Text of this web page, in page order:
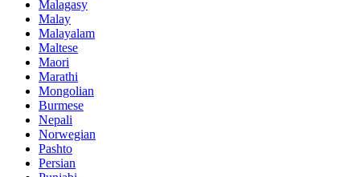
Malagasy
Malay
Malayalam
Maltese
Maori
Marathi
Mongolian
Burmese
Nepali
Norwegian
Pashto
Persian